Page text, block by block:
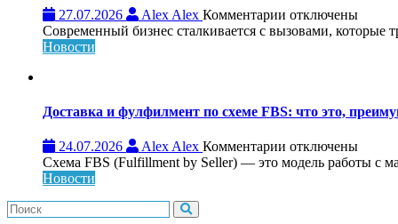
платформы
27.07.2026 Alex Alex Комментарии к
записи
роста
что
это,
как
отключены
Современный бизнес сталкивается с вызовами,
Новости
Доставка и фулфилмент по схеме FBS: что это,
24.07.2026 Alex Alex Комментарии к
записи
отключены
Схема FBS (Fulfillment by Seller) — это модель работы с
Новости